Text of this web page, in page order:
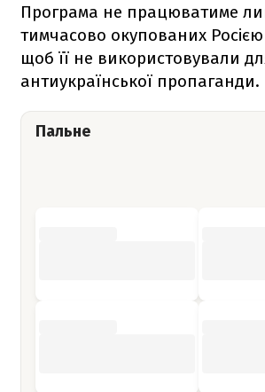
Програма не працюватиме
тимчасово окупованих Росією
щоб її не використовували
антиукраїнської пропаганди.
Пальне